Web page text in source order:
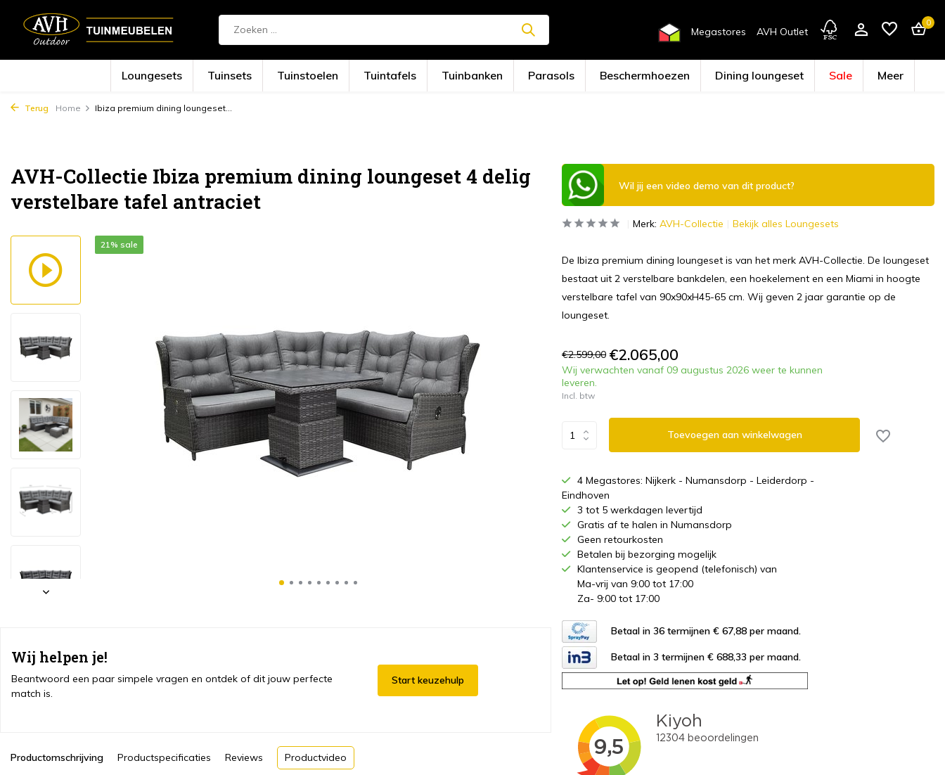
Megastores AVH Outlet
0
Loungesets Tuinsets Tuinstoelen Tuintafels Tuinbanken Parasols Beschermhoezen Dining loungeset Sale Meer
Terug Home Ibiza premium dining loungeset...
AVH-Collectie Ibiza premium dining loungeset 4 delig
verstelbare tafel antraciet
21% sale
Wij helpen je!
Beantwoord een paar simpele vragen en ontdek of dit jouw perfecte
match is.
Start keuzehulp
Productomschrijving Productspecificaties Reviews Productvideo
Wil jij een video demo van dit product?
Merk: AVH-Collectie Bekijk alles Loungesets
De Ibiza premium dining loungeset is van het merk AVH-Collectie. De loungeset
bestaat uit 2 verstelbare bankdelen, een hoekelement en een Miami in hoogte
verstelbare tafel van 90x90xH45-65 cm. Wij geven 2 jaar garantie op de
loungeset.
€2.599,00 €2.065,00
Wij verwachten vanaf 09 augustus 2026 weer te kunnen
leveren.
Incl. btw
Toevoegen aan winkelwagen
4 Megastores: Nijkerk - Numansdorp - Leiderdorp -
Eindhoven
3 tot 5 werkdagen levertijd
Gratis af te halen in Numansdorp
Geen retourkosten
Betalen bij bezorging mogelijk
Klantenservice is geopend (telefonisch) van
Ma-vrij van 9:00 tot 17:00
Za- 9:00 tot 17:00
Betaal in 36 termijnen € 67,88 per maand.
Betaal in 3 termijnen € 688,33 per maand.